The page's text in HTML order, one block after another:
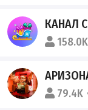
КАНАЛ
158.0K
79.4K